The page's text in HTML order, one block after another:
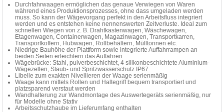
Durchfahrwaagen ermöglichen das genaue Verwiegen von Waren
während eines Produktionsprozesses, ohne dass umgeladen werden
muss. So kann der Wägevorgang perfekt in den Arbeitsfluss integriert
werden und es entstehen keine nennenswerten Zeitverluste. Ideal zum
schnellen Wiegen von z. B. Drahtkastenwagen, Wäschewagen,
Etagenwagen, Containerwagen, Magazinwagen, Transportkarren,
Transportkoffern, Hubwagen, Rollbehältern, Mülltonnen etc.
Niedrige Bauhöhe der Plattform sowie integrierte Auffahrrampen an
beiden Seiten erleichtern das Auffahren
Wägebrücke: Stahl, pulverbeschichtet, 4 silikonbeschichtete Aluminium-
Wägezellen, Staub- und Spritzwasserschutz IP67
Libelle zum exakten Nivellieren der Waage serienmäßig
Waage kann mittels Rollen und Haltegriff bequem transportiert und
platzsparend verstaut werden
Wandhalterung zur Wandmontage des Auswertegeräts serienmäßig, nur
für Modelle ohne Stativ
Arbeitsschutzhaube im Lieferumfang enthalten